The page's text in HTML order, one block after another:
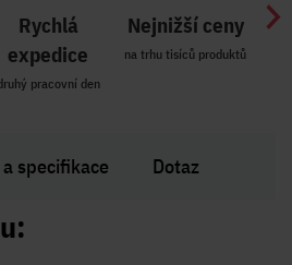
Rychlá
expedice
pracovní den
Nejnižší ceny
na trhu tisíců produktů
specifikace Dotaz